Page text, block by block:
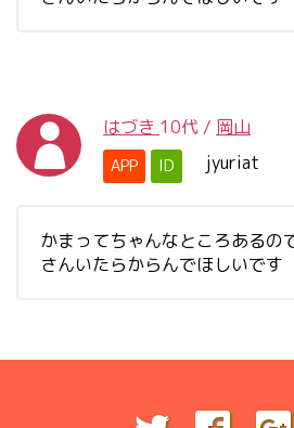
はづき 10代 / 岡山
APP ID jyuriat
かまってちゃんなところあるの
さんいたらからんでほしいです